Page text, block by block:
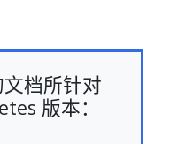
档所针对
版本：